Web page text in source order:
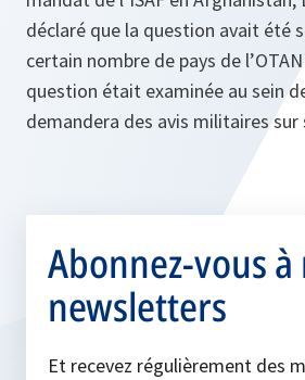
déclaré que la question avait été
certain nombre de pays de
question était examinée au sein
demandera des avis militaires sur
Abonnez-vous à
newsletters
Et recevez régulièrement des